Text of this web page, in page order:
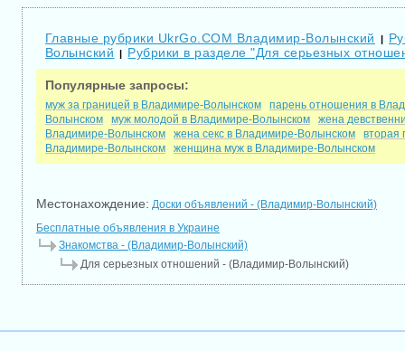
Главные рубрики UkrGo.COM Владимир-Волынский |
Волынский | Рубрики в разделе "Для серьезных
Популярные запросы:
муж за границей в Владимире-Волынском
парень отношения в
Волынском
муж молодой в Владимире-Волынском
жена
Владимире-Волынском
жена секс в Владимире-Волынском
вторая
Владимире-Волынском
женщина муж в Владимире-Волынском
Местонахождение: Доски объявлений - (Владимир-Волынский)
Бесплатные объявления в Украине
Знакомства - (Владимир-Волынский)
Для серьезных отношений - (Владимир-Волынский)